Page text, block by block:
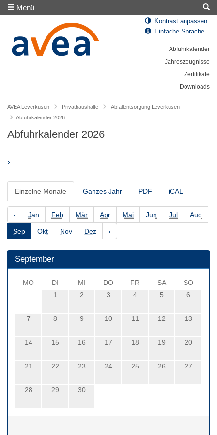
Menü
Kontrast anpassen
Einfache Sprache
Abfuhrkalender
Jahreszeugnisse
Zertifikate
Downloads
AVEA Leverkusen Privathaushalte
Abfallentsorgung Leverkusen
Abfuhrkalender 2026
Abfuhrkalender 2026
›
Einzelne Monate Ganzes Jahr PDF iCAL
‹ Jan Feb Mär Apr Mai Jun Jul Aug
Sep Okt Nov Dez ›
September
MO DI MI DO FR SA
SO
1
2 3 4 5 6
7 8 9 10 11 12 13
14 15 16 17 18 19 20
21 22 23 24 25 26 27
28 29 30